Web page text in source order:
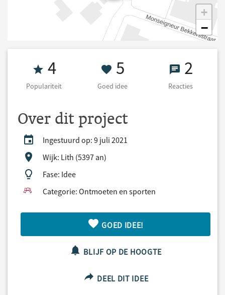
+
−
Populariteit 4
4
Populariteit
5 Goed idee
5
Goed idee
2 2
Reacties
Over dit project
Ingestuurd op: 9 juli 2021
Wijk: Lith (5397 an)
Fase: Idee
Categorie: Ontmoeten en sporten
GOED IDEE!
BLIJF OP DE HOOGTE
DEEL DIT IDEE